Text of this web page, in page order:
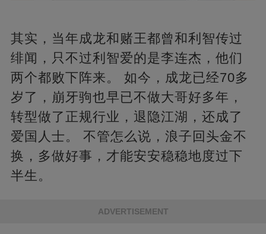
其实，当年成龙和赌王都曾和利智传过
绯闻，只不过利智爱的是李连杰，他们
两个都败下阵来。 如今，成龙已经70多
岁了，崩牙驹也早已不做大哥好多年，
转型做了正规行业，退隐江湖，还成了
爱国人士。 不管怎么说，浪子回头金不
换，多做好事，才能安安稳稳地度过下
半生。
ADVERTISEMENT